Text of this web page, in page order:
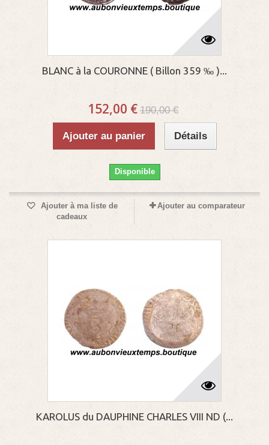
BLANC à la COURONNE ( Billon 359 ‰ )...
152,00 € 190,00 €
Ajouter au panier Détails
Disponible
Ajouter à ma liste de
cadeaux
Ajouter au comparateur
KAROLUS du DAUPHINE CHARLES VIII ND (...